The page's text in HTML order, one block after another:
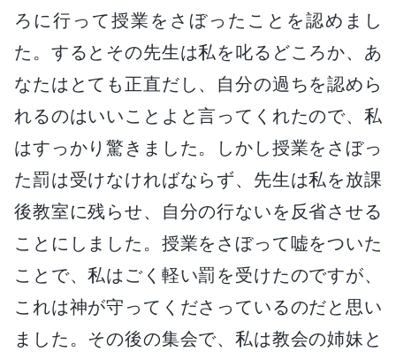
ろに行って授業をさぼったことを認めまし
た。するとその先生は私を叱るどころか、あ
なたはとても正直だし、自分の過ちを認めら
れるのはいいことよと言ってくれたので、私
はすっかり驚きました。しかし授業をさぼっ
た罰は受けなければならず、先生は私を放課
後教室に残らせ、自分の行ないを反省させる
ことにしました。授業をさぼって嘘をついた
ことで、私はごく軽い罰を受けたのですが、
これは神が守ってくださっているのだと思い
ました。その後の集会で、私は教会の姉妹と